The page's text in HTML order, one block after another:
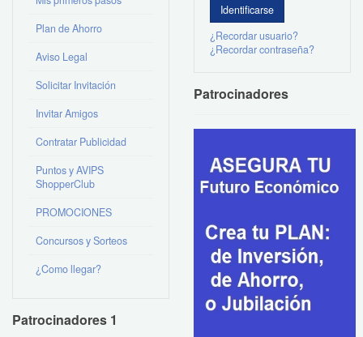
Plan de Ahorro
Aviso Legal
Solicitar Invitación
Invitar Amigos
Contratar Publicidad
Puntos y AVIPS
ShopperClub
PROMOCIONES
Concursos y Sorteos
¿Como llegar?
Patrocinadores 1
¿Recordar usuario?
¿Recordar contraseña?
Patrocinadores